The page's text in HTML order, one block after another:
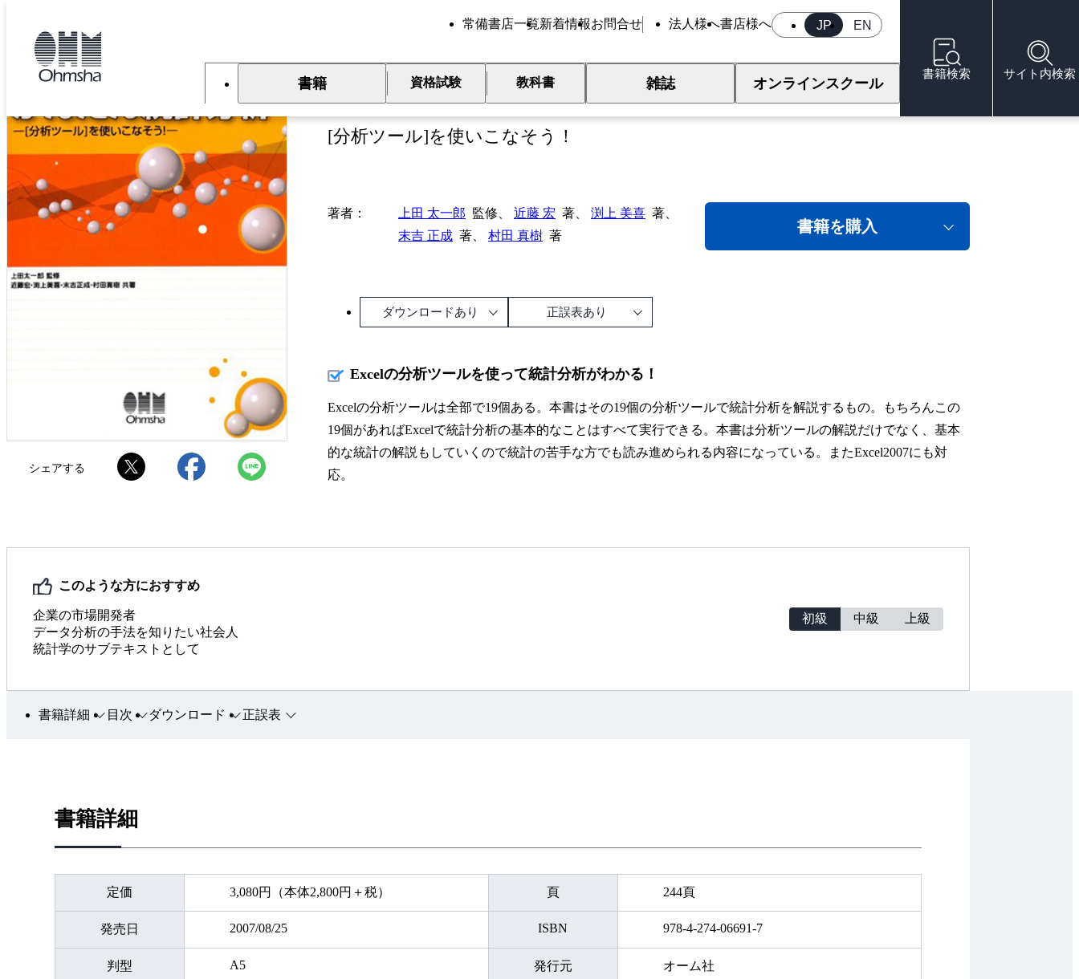
JP EN
常備書店一覧新着情報お問合せ 法人様へ書店様へ
書籍 資格試験 教科書 雑誌 オンラインスクール
書籍検索 サイト内検索
Excelでかんたん統計分析
[分析ツール]を使いこなそう！
シェアする
著者 上田 太一郎 監修、 近藤 宏 著、 渕上 美喜 著、
末吉 正成 著、 村田 真樹 著
書籍を購入
ダウンロードあり 正誤表あり
Excelの分析ツールを使って統計分析がわかる！
Excelの分析ツールは全部で19個ある。本書はその19個の分析ツールで統計分析を解説するもの。もちろんこの
19個があればExcelで統計分析の基本的なことはすべて実行できる。本書は分析ツールの解説だけでなく、基本
的な統計の解説もしていくので統計の苦手な方でも読み進められる内容になっている。またExcel2007にも対
応。
このような方におすすめ
企業の市場開発者
データ分析の手法を知りたい社会人
統計学のサブテキストとして
初級 中級 上級
書籍詳細 目次 ダウンロード 正誤表
書籍詳細
定価 3,080円（本体2,800円＋税） 頁 244頁
発売日 2007/08/25 ISBN 978-4-274-06691-7
判型 A5 発行元 オーム社